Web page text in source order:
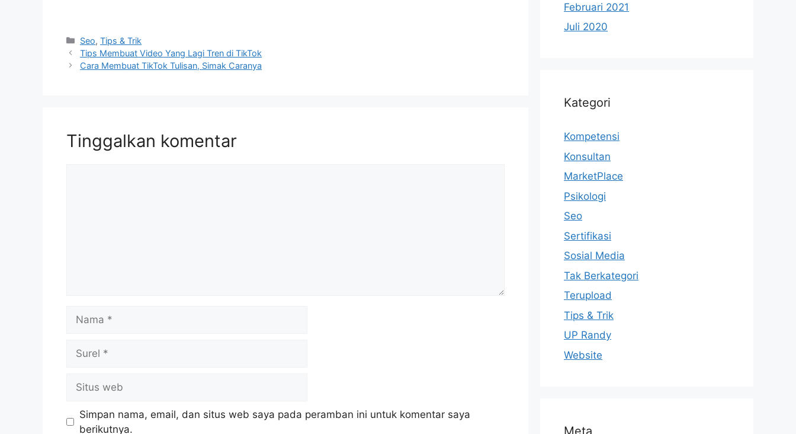
Kategori
Seo,Tips & Trik
Tips Membuat Video Yang Lagi Tren di TikTok
Cara Membuat TikTok Tulisan, Simak Caranya
Tinggalkan komentar
web
Simpan nama, email, dan situs web saya pada peramban ini untuk komentar saya
berikutnya.
Februari 2021
Juli 2020
Kategori
Kompetensi
Konsultan
MarketPlace
Psikologi
Seo
Sertifikasi
Sosial Media
Tak Berkategori
Terupload
Tips & Trik
UP Randy
Website
Meta